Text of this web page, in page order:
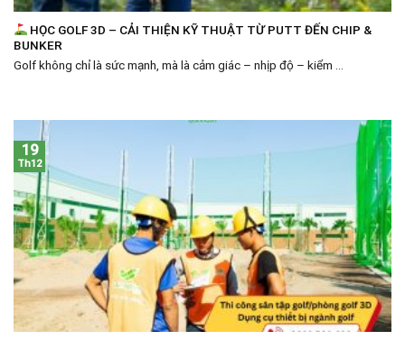
HỌC GOLF 3D – CẢI THIỆN KỸ THUẬT TỪ PUTT ĐẾN CHIP &
BUNKER
Golf không chỉ là sức mạnh, mà là cảm giác – nhịp độ – kiểm ...
19
Th12